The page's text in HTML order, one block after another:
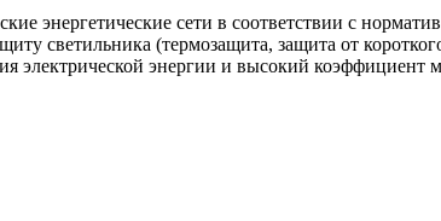
энергетические сети в соответствии с
светильника (термозащита, защита от
электрической энергии и высокий